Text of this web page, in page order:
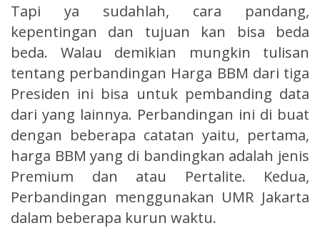
Tapi ya sudahlah, cara pandang,
kepentingan dan tujuan kan bisa beda
beda. Walau demikian mungkin tulisan
tentang perbandingan Harga BBM dari tiga
Presiden ini bisa untuk pembanding data
dari yang lainnya. Perbandingan ini di buat
dengan beberapa catatan yaitu, pertama,
harga BBM yang di bandingkan adalah jenis
Premium dan atau Pertalite. Kedua,
Perbandingan menggunakan UMR Jakarta
dalam beberapa kurun waktu.